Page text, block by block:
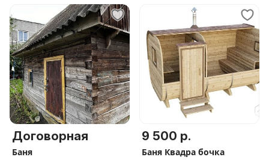
Договорная
Баня
9 500 р.
Баня Квадра бочка